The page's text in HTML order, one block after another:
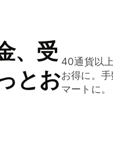
、受
とお
40通貨以
お得に。
マートに。